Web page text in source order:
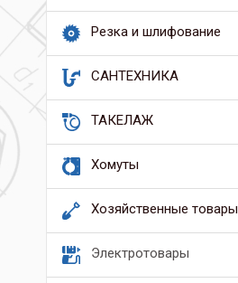
Резка и шлифование
САНТЕХНИКА
ТАКЕЛАЖ
Хомуты
Хозяйственные товары
Электротовары